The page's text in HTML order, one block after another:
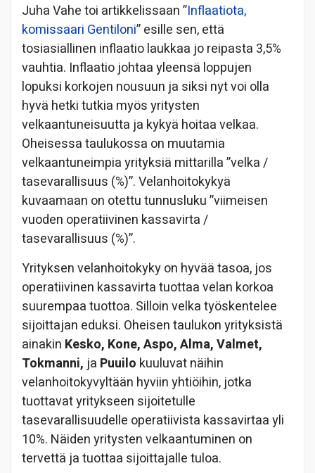
Juha Vahe toi artikkelissaan ”Inflaatiota,
komissaari Gentiloni” esille sen, että
tosiasiallinen inflaatio laukkaa jo reipasta 3,5%
vauhtia. Inflaatio johtaa yleensä loppujen
lopuksi korkojen nousuun ja siksi nyt voi olla
hyvä hetki tutkia myös yritysten
velkaantuneisuutta ja kykyä hoitaa velkaa.
Oheisessa taulukossa on muutamia
velkaantuneimpia yrityksiä mittarilla ”velka /
tasevarallisuus (%)”. Velanhoitokykyä
kuvaamaan on otettu tunnusluku ”viimeisen
vuoden operatiivinen kassavirta /
tasevarallisuus (%)”.
Yrityksen velanhoitokyky on hyvää tasoa, jos
operatiivinen kassavirta tuottaa velan korkoa
suurempaa tuottoa. Silloin velka työskentelee
sijoittajan eduksi. Oheisen taulukon yrityksistä
ainakin Kesko, Kone, Aspo, Alma, Valmet,
Tokmanni, ja Puuilo kuuluvat näihin
velanhoitokyvyltään hyviin yhtiöihin, jotka
tuottavat yritykseen sijoitetulle
tasevarallisuudelle operatiivista kassavirtaa yli
10%. Näiden yritysten velkaantuminen on
tervettä ja tuottaa sijoittajalle tuloa.